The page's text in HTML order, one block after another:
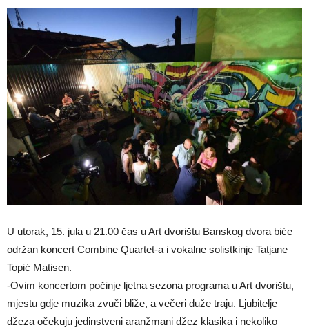
U utorak, 15. jula u 21.00 čas u Art dvorištu Banskog dvora biće
održan koncert Combine Quartet-a i vokalne solistkinje Tatjane
Topić Matisen.
-Ovim koncertom počinje ljetna sezona programa u Art dvorištu,
mjestu gdje muzika zvuči bliže, a večeri duže traju. Ljubitelje
džeza očekuju jedinstveni aranžmani džez klasika i nekoliko